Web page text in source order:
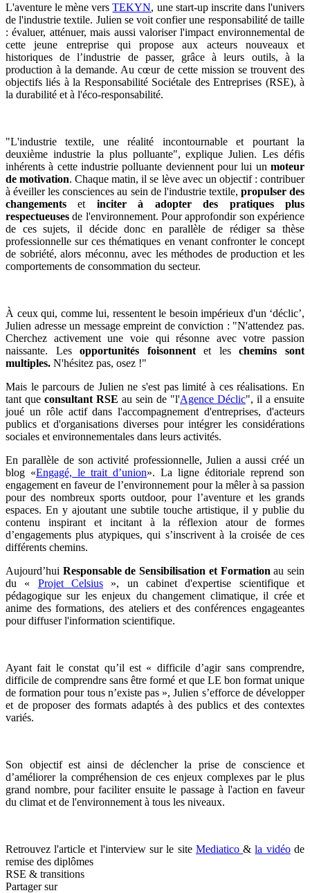
L'aventure le mène versTEKYN, une start-up inscrite dans l'univers
de l'industrie textile. Julien se voit confier une responsabilité de taille
: évaluer, atténuer, mais aussi valoriser l'impact environnemental de
cette jeune entreprise qui propose aux acteurs nouveaux et
historiques de l’industrie de passer, grâce à leurs outils, à la
production à la demande. Au cœur de cette mission se trouvent des
objectifs liés à la Responsabilité Sociétale des Entreprises (RSE), à
la durabilité et à l'éco-responsabilité.
"L'industrie textile, une réalité incontournable et pourtant la
deuxième industrie la plus polluante", explique Julien. Les défis
inhérents à cette industrie polluante deviennent pour lui un moteur
de motivation. Chaque matin, il se lève avec un objectif : contribuer
à éveiller les consciences au sein de l'industrie textile, propulser des
changements et inciter à adopter des pratiques plus
respectueuses de l'environnement. Pour approfondir son expérience
de ces sujets, il décide donc en parallèle de rédiger sa thèse
professionnelle sur ces thématiques en venant confronter le concept
de sobriété, alors méconnu, avec les méthodes de production et les
comportements de consommation du secteur.
À ceux qui, comme lui, ressentent le besoin impérieux d'un ‘déclic’,
Julien adresse un message empreint de conviction : "N'attendez pas.
Cherchez activement une voie qui résonne avec votre passion
naissante. Lesopportunités foisonnentet leschemins sont
multiples. N'hésitez pas, osez !"
Mais le parcours de Julien ne s'est pas limité à ces réalisations. En
tant que consultant RSE au sein de "l'Agence Déclic", il a ensuite
joué un rôle actif dans l'accompagnement d'entreprises, d'acteurs
publics et d'organisations diverses pour intégrer les considérations
sociales et environnementales dans leurs activités.
En parallèle de son activité professionnelle, Julien a aussi créé un
blog «Engagé, le trait d’union». La ligne éditoriale reprend son
engagement en faveur de l’environnement pour la mêler à sa passion
pour des nombreux sports outdoor, pour l’aventure et les grands
espaces. En y ajoutant une subtile touche artistique, il y publie du
contenu inspirant et incitant à la réflexion atour de formes
d’engagements plus atypiques, qui s’inscrivent à la croisée de ces
différents chemins.
Aujourd’hui Responsable de Sensibilisation et Formation au sein
du « Projet Celsius », un cabinet d'expertise scientifique et
pédagogique sur les enjeux du changement climatique, il crée et
anime des formations, des ateliers et des conférences engageantes
pour diffuser l'information scientifique.
Ayant fait le constat qu’il est « difficile d’agir sans comprendre,
difficile de comprendre sans être formé et que LE bon format unique
de formation pour tous n’existe pas », Julien s’efforce de développer
et de proposer des formats adaptés à des publics et des contextes
variés.
Son objectif est ainsi de déclencher la prise de conscience et
d’améliorer la compréhension de ces enjeux complexes par le plus
grand nombre, pour faciliter ensuite le passage à l'action en faveur
du climat et de l'environnement à tous les niveaux.
Retrouvez l'article et l'interview sur le site Mediatico&la vidéode
remise des diplômes
RSE & transitions
Partager sur